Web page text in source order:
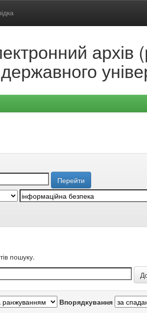
архів
пошуку.
Впорядкування